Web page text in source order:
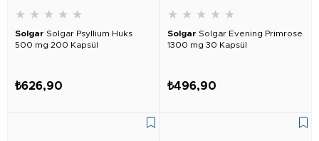
★ ★ ★ ★ ★
Solgar Solgar Psyllium Huks
500 mg 200 Kapsül
₺626,90
★ ★ ★ ★ ★
Solgar Solgar Evening Primrose
1300 mg 30 Kapsül
₺496,90